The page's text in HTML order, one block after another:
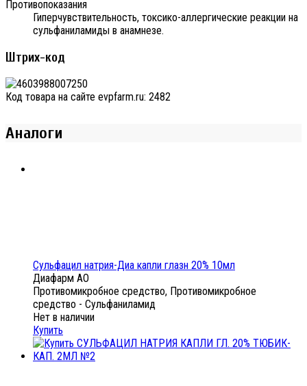
Противопоказания
Гиперчувствительность, токсико-аллергические реакции на
сульфаниламиды в анамнезе.
Штрих-код
Код товара на сайте evpfarm.ru: 2482
Аналоги
Сульфацил натрия-Диа капли глазн 20% 10мл
Диафарм АО
Противомикробное средство, Противомикробное
средство - Сульфаниламид
Нет в наличии
Купить